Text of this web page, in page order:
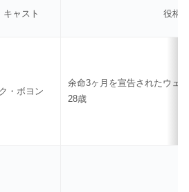
キャスト 役柄
・ボヨン
余命3ヶ月を宣告されたウェ
28歳